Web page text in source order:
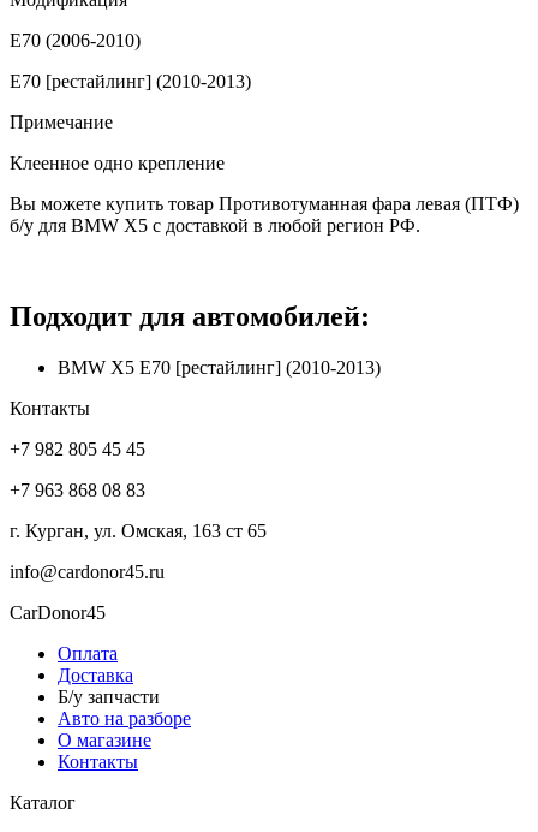
E70 (2006-2010)
E70 [рестайлинг] (2010-2013)
Примечание
Клеенное одно крепление
Вы можете купить товар Противотуманная фара левая (ПТФ)
б/у для BMW X5 с доставкой в любой регион РФ.
Подходит для автомобилей:
BMW X5 E70 [рестайлинг] (2010-2013)
Контакты
+7 982 805 45 45
+7 963 868 08 83
г. Курган, ул. Омская, 163 ст 65
info@cardonor45.ru
CarDonor45
Оплата
Доставка
Б/у запчасти
Авто на разборе
О магазине
Контакты
Каталог